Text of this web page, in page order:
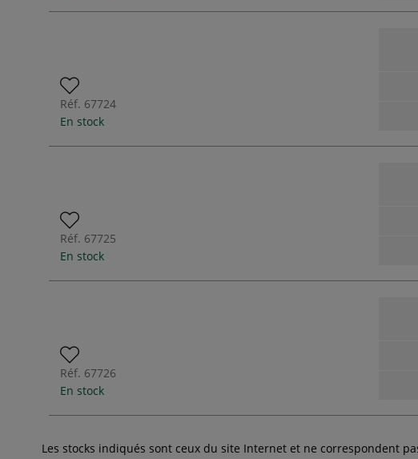
Réf. 67724
En stock
Réf. 67725
En stock
Réf. 67726
En stock
Les stocks indiqués sont ceux du site Internet et ne correspondent